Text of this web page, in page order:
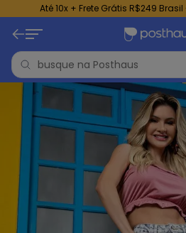
Até 10x + Frete Grátis R$249